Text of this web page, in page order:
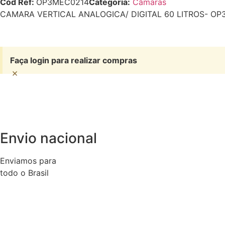
Cód Ref: OP3MEC0214Categoria: Câmaras
CAMARA VERTICAL ANALOGICA/ DIGITAL 60 LITROS-
Faça login para realizar compras
×
Envio nacional
Enviamos para
todo o Brasil